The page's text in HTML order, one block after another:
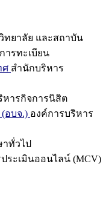
ทยาลัย และสถาบัน
ารทะเบียน
ศ สำนักบริหาร
หารกิจการนิสิต
อบจ.) องค์การบริหาร
ทั่วไป
ระเมินออนไลน์ (MCV)